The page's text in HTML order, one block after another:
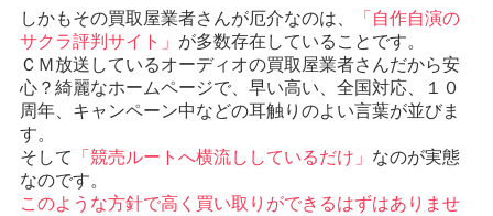
しかもその買取屋業者さんが厄介なのは、
「自作自演の
サクラ評判サイト」 が多数存在していることです。
ＣＭ放送しているオーディオの買取屋業者さんだから安
心？綺麗なホームページで、早い高い、全国対応、１０
周年、キャンペーン中などの耳触りのよい言葉が並びま
す。
そして
「競売ルートへ横流ししているだけ」 なのが実態
なのです。
このような方針で高く買い取りができるはずはありませ